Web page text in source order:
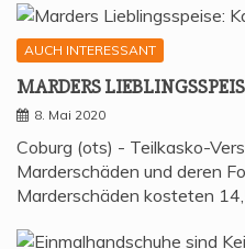
AUCH INTERESSANT
MAR­DERS
8. Mai 2020
Coburg (ots) - Teilkasko-
Marderschäden und deren
Marderschäden kosteten